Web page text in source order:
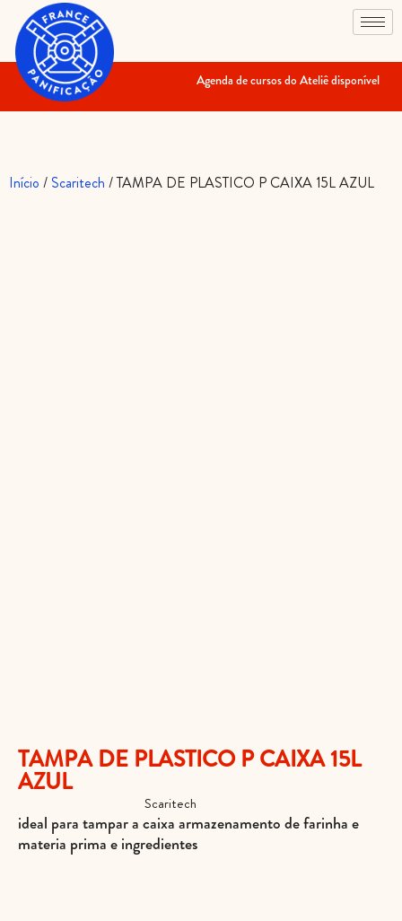
Agenda de cursos do Ateliê disponível
Início / Scaritech / TAMPA DE PLASTICO P CAIXA 15L AZUL
TAMPA DE PLASTICO P CAIXA 15L
AZUL
Scaritech
ideal para tampar a caixa armazenamento de farinha e
materia prima e ingredientes